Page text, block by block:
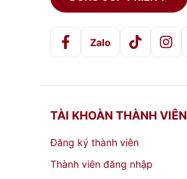
Zalo
TÀI KHOÀN THÀNH VIÊN
Đăng ký thành viên
Thành viên đăng nhập